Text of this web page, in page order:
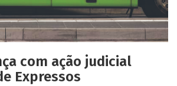
com ação judicial
Expressos